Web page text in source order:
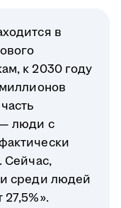
в
к 2030 году
люди с
Сейчас,
среди людей